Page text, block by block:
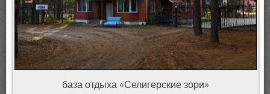
база отдыха «Селигерские зори»